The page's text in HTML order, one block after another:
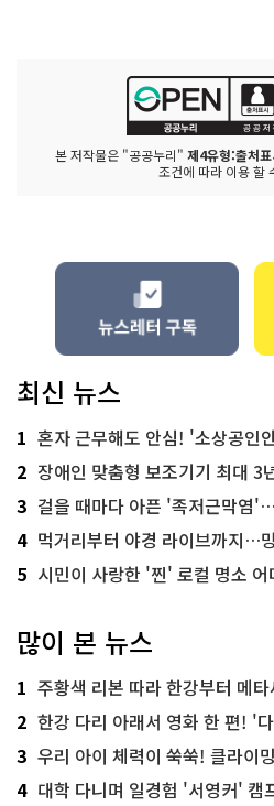
본 저작물은 "공공누리" 제4유형:출처
조건에 따라 이용 할
최신 뉴스
1 혼자 근무해도 안심! '소상공인
2 장애인 맞춤형 보조기기 최대 3년
3 걸을 때마다 아픈 '족저근막염'…무작
4 먹거리부터 야경 라이브까지…
5 시민이 사랑한 '찐' 로컬 명소 어디
많이 본 뉴스
1 주황색 리본 따라 한강부터 메타세쿼
2 한강 다리 아래서 영화 한 편! '
3 우리 아이 체력이 쑥쑥! 클라이
4 대학 다니며 일경험 '서영커'